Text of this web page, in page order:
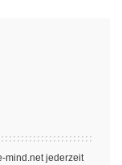
mind.net jederzeit